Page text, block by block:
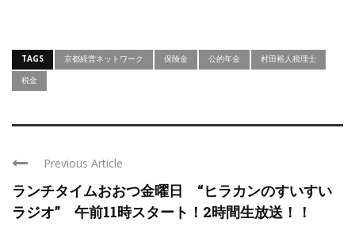
TAGS 京都経営ネットワーク 保険金 公的年金
村田裕人税理士
税金
Previous Article
ランチタイムおおつ金曜日 “ヒラカンのすいすい
ラジオ” 午前11時スタート！2時間生放送！！